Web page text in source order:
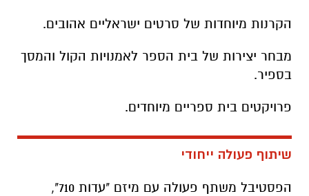
הקרנות מיוחדות של סרטים ישראליים אהובים.
מבחר יצירות של בית הספר לאמנויות הקול והמסך
בספיר.
פרויקטים בית ספריים מיוחדים.
שיתוף פעולה ייחודי
הפסטיבל משתף פעולה עם מיזם "עדות 710",